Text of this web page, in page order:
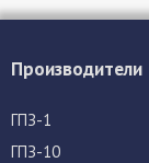
Производители
ГПЗ-1
ГПЗ-10